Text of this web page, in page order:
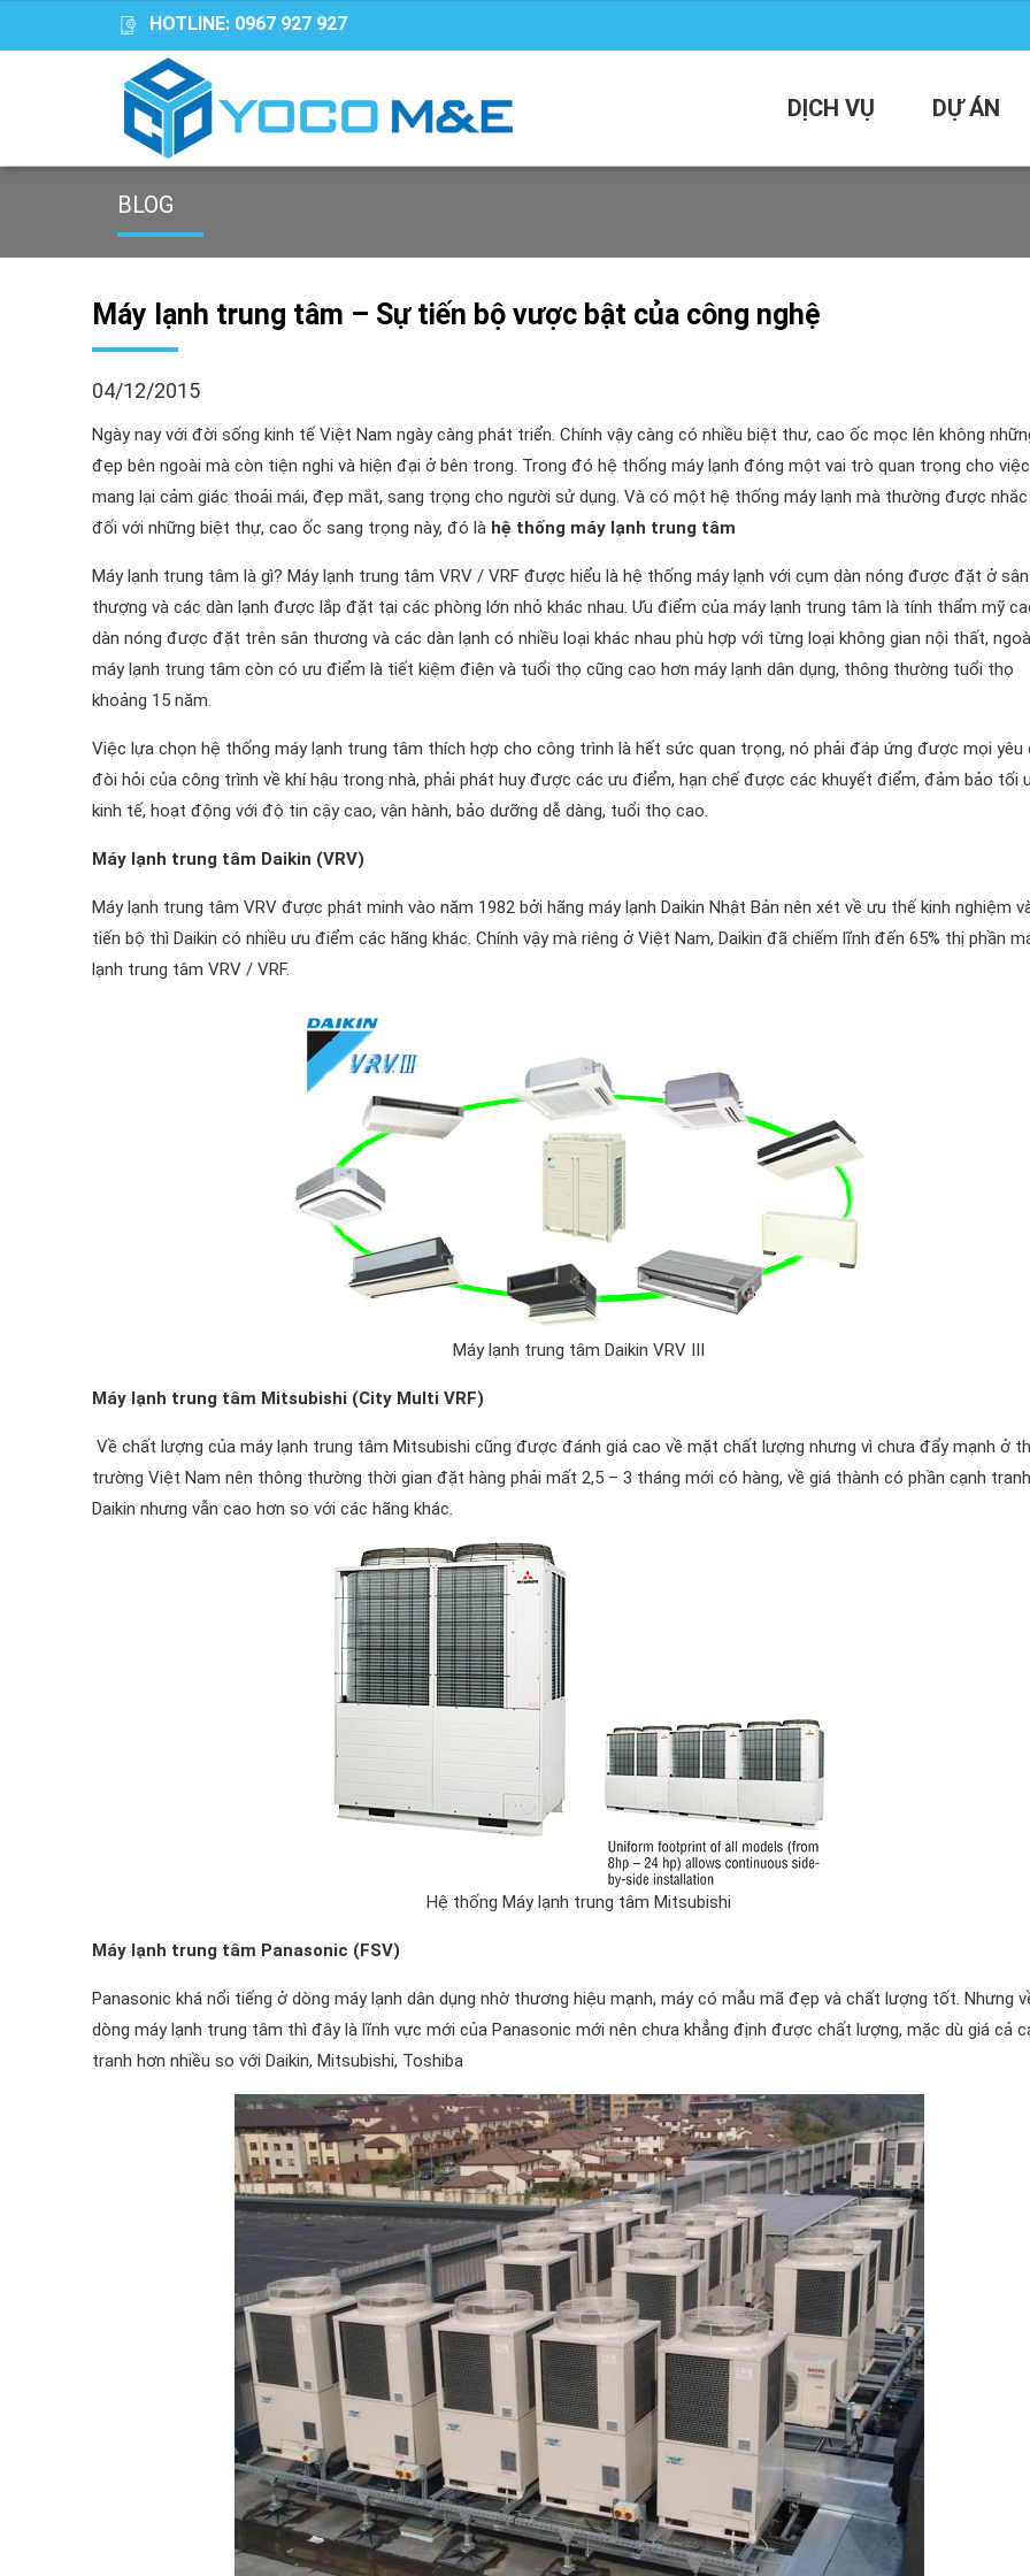
HOTLINE: 0967 927 927
DỊCH VỤ DỰ ÁN
BLOG
Máy lạnh trung tâm – Sự tiến bộ vược bật của công nghệ
04/12/2015
Ngày nay với đời sống kinh tế Việt Nam ngày càng phát triển. Chính vậy càng có nhiều biệt thư, cao ốc mọc lên không
đẹp bên ngoài mà còn tiện nghi và hiện đại ở bên trong. Trong đó hệ thống máy lạnh đóng một vai trò quan trọng cho việc
mang lại cảm giác thoải mái, đẹp mắt, sang trọng cho người sử dụng. Và có một hệ thống máy lạnh mà thường được
đối với những biệt thự, cao ốc sang trọng này, đó là hệ thống máy lạnh trung tâm
Máy lạnh trung tâm là gì? Máy lạnh trung tâm VRV / VRF được hiểu là hệ thống máy lạnh với cụm dàn nóng được đặt ở sân
thượng và các dàn lạnh được lắp đặt tại các phòng lớn nhỏ khác nhau. Ưu điểm của máy lạnh trung tâm là tính thẩm mỹ
dàn nóng được đặt trên sân thương và các dàn lạnh có nhiều loại khác nhau phù hợp với từng loại không gian nội thất,
máy lạnh trung tâm còn có ưu điểm là tiết kiệm điện và tuổi thọ cũng cao hơn máy lạnh dân dụng, thông thường tuổi thọ
khoảng 15 năm.
Việc lựa chọn hệ thống máy lạnh trung tâm thích hợp cho công trình là hết sức quan trọng, nó phải đáp ứng được mọi yêu
đòi hỏi của công trình về khí hậu trong nhà, phải phát huy được các ưu điểm, hạn chế được các khuyết điểm, đảm bảo tối
kinh tế, hoạt động với độ tin cậy cao, vận hành, bảo dưỡng dễ dàng, tuổi thọ cao.
Máy lạnh trung tâm Daikin (VRV)
Máy lạnh trung tâm VRV được phát minh vào năm 1982 bởi hãng máy lạnh Daikin Nhật Bản nên xét về ưu thế kinh nghiệm
tiến bộ thì Daikin có nhiều ưu điểm các hãng khác. Chính vậy mà riêng ở Việt Nam, Daikin đã chiếm lĩnh đến 65% thị phần
lạnh trung tâm VRV / VRF.
Máy lạnh trung tâm Daikin VRV III
Máy lạnh trung tâm Mitsubishi (City Multi VRF)
Về chất lượng của máy lạnh trung tâm Mitsubishi cũng được đánh giá cao về mặt chất lượng nhưng vì chưa đẩy mạnh ở
trường Việt Nam nên thông thường thời gian đặt hàng phải mất 2,5 – 3 tháng mới có hàng, về giá thành có phần cạnh
Daikin nhưng vẫn cao hơn so với các hãng khác.
Hệ thống Máy lạnh trung tâm Mitsubishi
Máy lạnh trung tâm Panasonic (FSV)
Panasonic khá nổi tiếng ở dòng máy lạnh dân dụng nhờ thương hiệu mạnh, máy có mẫu mã đẹp và chất lượng tốt. Nhưng
dòng máy lạnh trung tâm thì đây là lĩnh vực mới của Panasonic mới nên chưa khẳng định được chất lượng, mặc dù giá cả
tranh hơn nhiều so với Daikin, Mitsubishi, Toshiba